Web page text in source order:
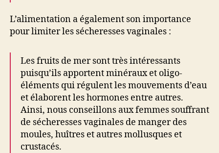
L’alimentation a également son importance
pour limiter les sécheresses vaginales :
Les fruits de mer sont très intéressants
puisqu’ils apportent minéraux et oligo-
éléments qui régulent les mouvements d’eau
et élaborent les hormones entre autres.
Ainsi, nous conseillons aux femmes souffrant
de sécheresses vaginales de manger des
moules, huîtres et autres mollusques et
crustacés.